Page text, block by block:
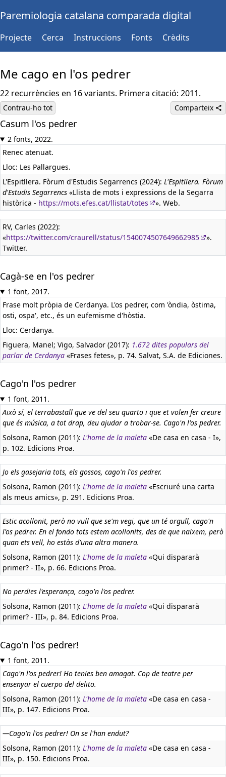
Paremiologia catalana comparada digital
Projecte Cerca Instruccions Fonts Crèdits
Me cago en l'os pedrer
22 recurrències en 16 variants. Primera citació: 2011.
Contrau-ho tot Comparteix
Casum l'os pedrer
2 fonts, 2022.
Renec atenuat.
Lloc: Les Pallargues.
L'Espitllera. Fòrum d'Estudis Segarrencs (2024): L'Espitllera. Fòrum
d'Estudis Segarrencs «Llista de mots i expressions de la Segarra
històrica - https://mots.efes.cat/llistat/totes ». Web.
RV, Carles (2022):
«https://twitter.com/craurell/status/1540074507649662985
».
Twitter.
Cagà-se en l'os pedrer
1 font, 2017.
Frase molt pròpia de Cerdanya. L'os pedrer, com 'òndia, òstima,
osti, ospa', etc., és un eufemisme d'hòstia.
Lloc: Cerdanya.
Figuera, Manel; Vigo, Salvador (2017): 1.672 dites populars del
parlar de Cerdanya «Frases fetes», p. 74. Salvat, S.A. de Ediciones.
Cago'n l'os pedrer
1 font, 2011.
Això sí, el terrabastall que ve del seu quarto i que et volen fer creure
que és música, a tot drap, deu ajudar a trobar-se. Cago'n l'os pedrer.
Solsona, Ramon (2011): L'home de la maleta «De casa en casa - I»,
p. 102. Edicions Proa.
Jo els gasejaria tots, els gossos, cago'n l'os pedrer.
Solsona, Ramon (2011): L'home de la maleta «Escriuré una carta
als meus amics», p. 291. Edicions Proa.
Estic acollonit, però no vull que se'm vegi, que un té orgull, cago'n
l'os pedrer. En el fondo tots estem acollonits, des de que naixem, però
quan ets vell, ho estàs d'una altra manera.
Solsona, Ramon (2011): L'home de la maleta «Qui dispararà
primer? - II», p. 66. Edicions Proa.
No perdies l'esperança, cago'n l'os pedrer.
Solsona, Ramon (2011): L'home de la maleta «Qui dispararà
primer? - III», p. 84. Edicions Proa.
Cago'n l'os pedrer!
1 font, 2011.
Cago'n l'os pedrer! Ho tenies ben amagat. Cop de teatre per
ensenyar el cuerpo del delito.
Solsona, Ramon (2011): L'home de la maleta «De casa en casa -
III», p. 147. Edicions Proa.
—Cago'n l'os pedrer! On se l'han endut?
Solsona, Ramon (2011): L'home de la maleta «De casa en casa -
III», p. 150. Edicions Proa.